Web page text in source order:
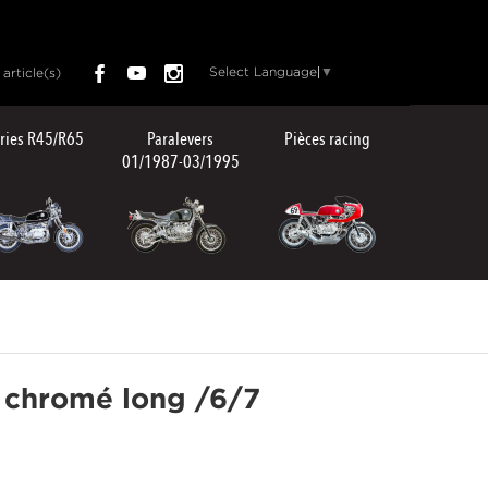
article(s) Select Language ▼
R45/R65
Paralevers
01/1987-03/1995
Pièces racing
chromé long /6/7